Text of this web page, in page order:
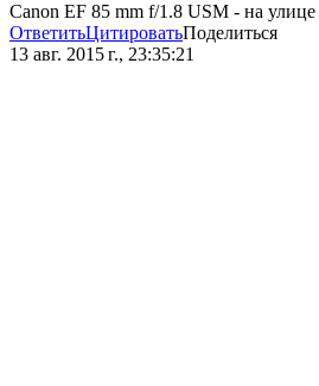
Canon EF 85 mm f/1.8 USM - на улице
ОтветитьЦитироватьПоделиться
13 авг. 2015 г., 23:35:21